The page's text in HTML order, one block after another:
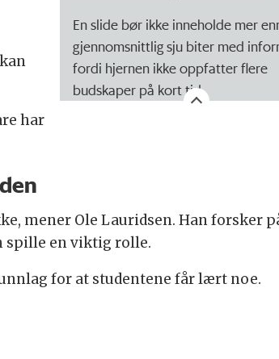
En slide bør ikke inneholde mer
gjennomsnittlig sju biter med
fordi hjernen ikke oppfatter flere
budskaper på kort tid.
har
mener Ole Lauridsen. Han forsker
spille en viktig rolle.
for at studentene får lært noe.